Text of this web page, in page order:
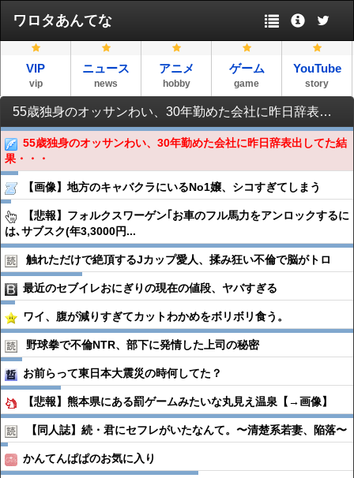
ワロタあんてな
VIP
vip
ニュース
news
アニメ
hobby
ゲーム
game
YouTube
story
55歳独身のオッサンわい、30年勤めた会社に昨日辞表出してた結果・・・
55歳独身のオッサンわい、30年勤めた会社に昨日辞表出してた結
果・・・
【画像】地方のキャバクラにいるNo1嬢、シコすぎてしまう
【悲報】フォルクスワーゲン｢お車のフル馬力をアンロックするに
は､サブスク(年3,3000円...
触れただけで絶頂するJカップ愛人、揉み狂い不倫で脳がトロ
最近のセブイレおにぎりの現在の値段、ヤバすぎる
ワイ、腹が減りすぎてカットわかめをボリボリ食う。
野球拳で不倫NTR、部下に発情した上司の秘密
お前らって東日本大震災の時何してた？
【悲報】熊本県にある罰ゲームみたいな丸見え温泉【→画像】
【同人誌】続・君にセフレがいたなんて。〜清楚系若妻、陥落〜
かんてんぱぱのお気に入り